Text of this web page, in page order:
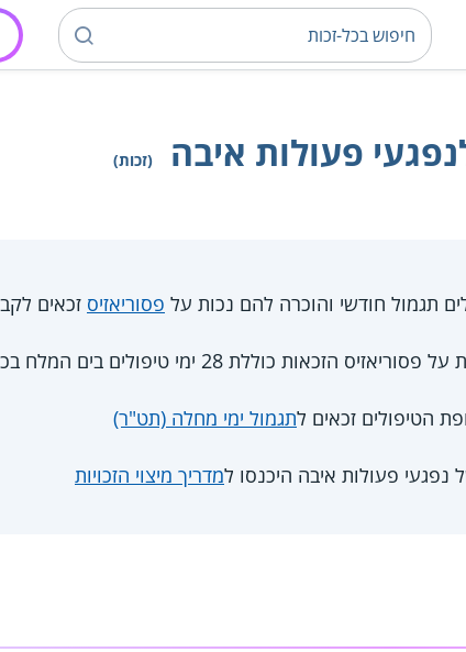
פעולות איבה
(זכות)
תגמול חודשי והוכרה להם נכות על פסוריאזיס זכאים
הטיפולים זכאים לתגמול ימי מחלה (תט"ר)
נפגעי פעולות איבה היכנסו למדריך מיצוי הזכויות